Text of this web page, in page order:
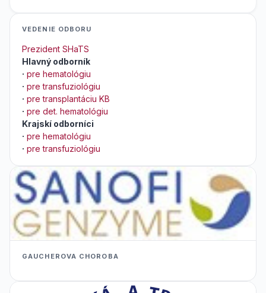
VEDENIE ODBORU
Prezident SHaTS
Hlavný odborník
· pre hematológiu
· pre transfuziológiu
· pre transplantáciu KB
· pre det. hematológiu
Krajskí odborníci
· pre hematológiu
· pre transfuziológiu
GAUCHEROVA CHOROBA